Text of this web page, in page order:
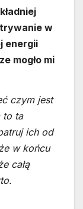
w
energii
mogło mi
czym jest
to ta
ich od
w końcu
całą